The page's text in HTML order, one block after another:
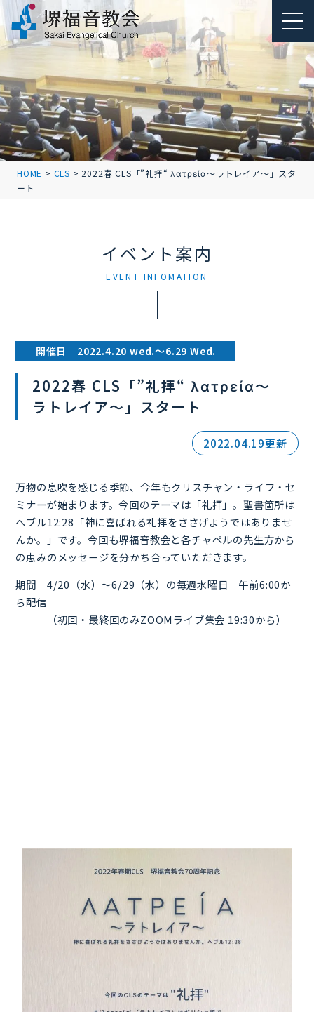
HOME > CLS > 2022春 CLS「”礼拝“ λατρεία～ラトレイア～」スタ
ート
イベント案内
EVENT INFOMATION
開催日 2022.4.20 wed.～6.29 Wed.
2022春 CLS「”礼拝“ λατρεία～
ラトレイア～」スタート
2022.04.19更新
万物の息吹を感じる季節、今年もクリスチャン・ライフ・セ
ミナーが始まります。今回のテーマは「礼拝」。聖書箇所は
へブル12:28「神に喜ばれる礼拝をささげようではありませ
んか。」です。今回も堺福音教会と各チャペルの先生方から
の恵みのメッセージを分かち合っていただきます。
期間 4/20（水）～6/29（水）の毎週水曜日 午前6:00か
ら配信
（初回・最終回のみZOOMライブ集会 19:30から）